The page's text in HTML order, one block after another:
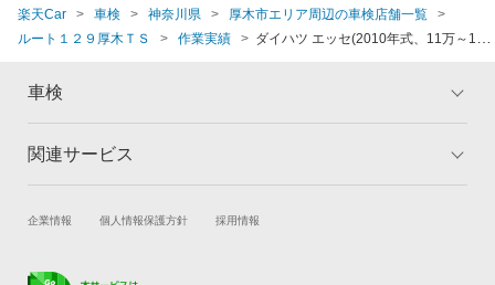
楽天Car 車検 神奈川県
厚木市エリア周辺の車検店舗一覧
ルート１２９厚木ＴＳ
作業実績
ダイハツ エッセ(2010年式、11万～11
車検
トップ
車検の基礎知識 キャンペーン一覧
関連サービス
試乗・商談 新車購入
企業情報 個人情報保護方針 採用情報